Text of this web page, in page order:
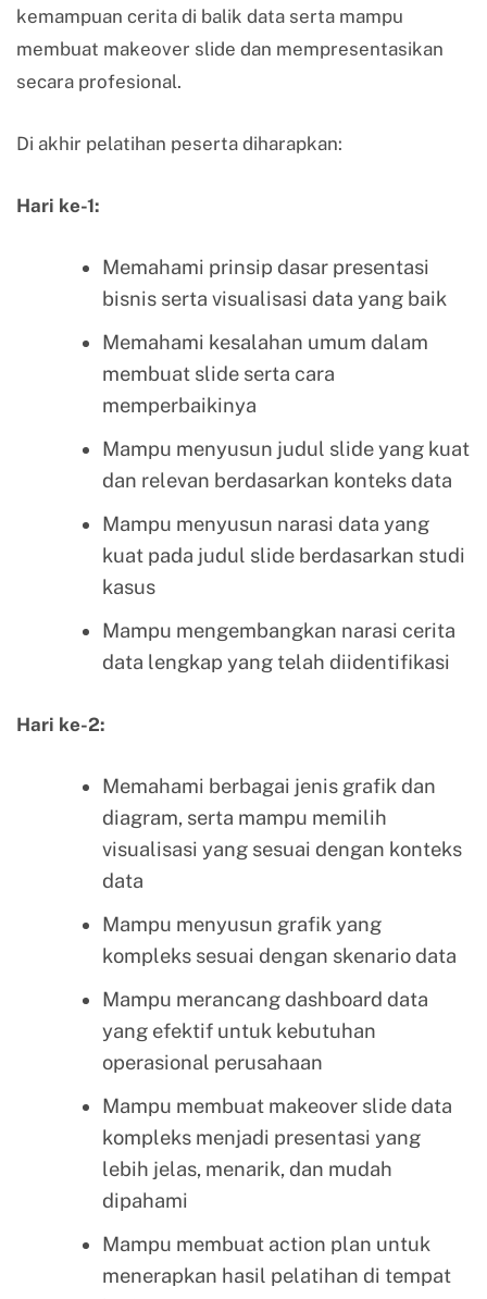
kemampuan cerita di balik data serta mampu
membuat makeover slide dan mempresentasikan
secara profesional.
Di akhir pelatihan peserta diharapkan:
Hari ke-1:
Memahami prinsip dasar presentasi
bisnis serta visualisasi data yang baik
Memahami kesalahan umum dalam
membuat slide serta cara
memperbaikinya
Mampu menyusun judul slide yang kuat
dan relevan berdasarkan konteks data
Mampu menyusun narasi data yang
kuat pada judul slide berdasarkan studi
kasus
Mampu mengembangkan narasi cerita
data lengkap yang telah diidentifikasi
Hari ke-2:
Memahami berbagai jenis grafik dan
diagram, serta mampu memilih
visualisasi yang sesuai dengan konteks
data
Mampu menyusun grafik yang
kompleks sesuai dengan skenario data
Mampu merancang dashboard data
yang efektif untuk kebutuhan
operasional perusahaan
Mampu membuat makeover slide data
kompleks menjadi presentasi yang
lebih jelas, menarik, dan mudah
dipahami
Mampu membuat action plan untuk
menerapkan hasil pelatihan di tempat